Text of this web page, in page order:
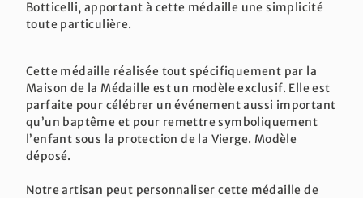
Botticelli, apportant à cette médaille une simplicité
toute particulière.
Cette médaille réalisée tout spécifiquement par la
Maison de la Médaille est un modèle exclusif. Elle est
parfaite pour célébrer un événement aussi important
qu’un baptême et pour remettre symboliquement
l’enfant sous la protection de la Vierge. Modèle
déposé.
Notre artisan peut personnaliser cette médaille de